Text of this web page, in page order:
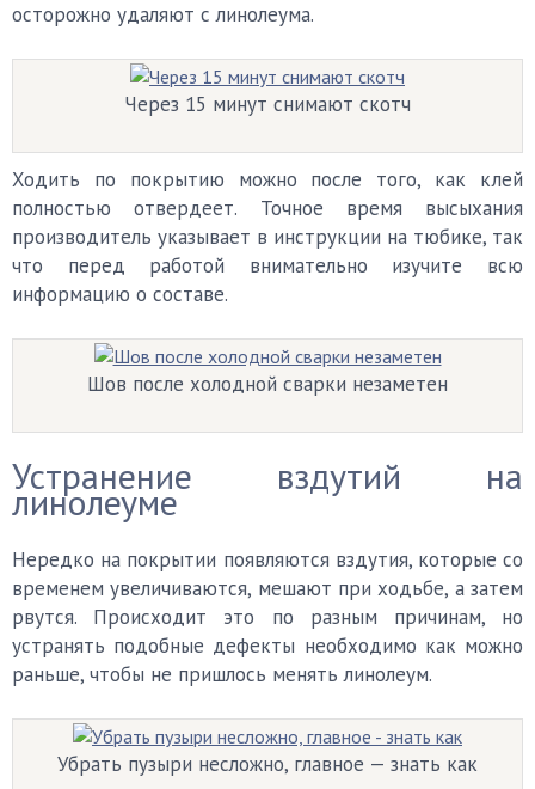
осторожно удаляют с линолеума.
Через 15 минут снимают скотч
Ходить по покрытию можно после того, как клей
полностью отвердеет. Точное время высыхания
производитель указывает в инструкции на тюбике, так
что перед работой внимательно изучите всю
информацию о составе.
Шов после холодной сварки незаметен
Устранение вздутий на
линолеуме
Нередко на покрытии появляются вздутия, которые со
временем увеличиваются, мешают при ходьбе, а затем
рвутся. Происходит это по разным причинам, но
устранять подобные дефекты необходимо как можно
раньше, чтобы не пришлось менять линолеум.
Убрать пузыри несложно, главное — знать как